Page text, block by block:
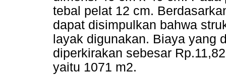
tebal pelat 12 cm.
dapat disimpulkan bahwa
layak digunakan. Biaya yang
diperkirakan sebesar
yaitu 1071 m2.